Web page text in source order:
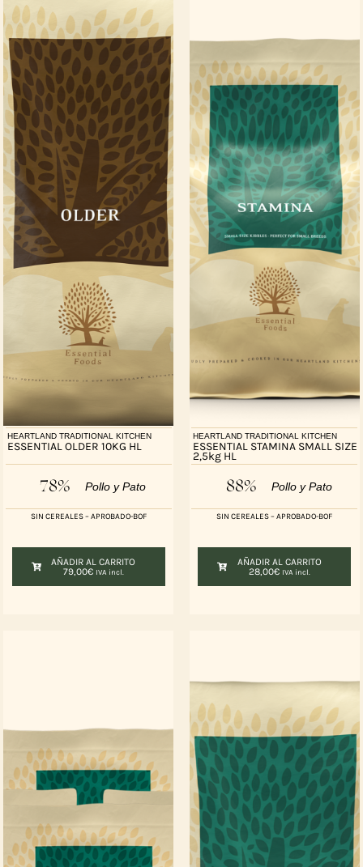
HEARTLAND TRADITIONAL KITCHEN
ESSENTIAL OLDER 10KG HL
78% Pollo y Pato
SIN CEREALES – APROBADO-BOF
AÑADIR AL CARRITO
79,00€ IVA incl.
HEARTLAND TRADITIONAL KITCHEN
ESSENTIAL STAMINA SMALL SIZE
2,5kg HL
88% Pollo y Pato
SIN CEREALES – APROBADO-BOF
AÑADIR AL CARRITO
28,00€ IVA incl.